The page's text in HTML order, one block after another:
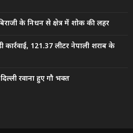
के निधन से क्षेत्र में शोक की लहर
121.37 लीटर नेपाली शराब के
रवाना हुए गौ भक्त